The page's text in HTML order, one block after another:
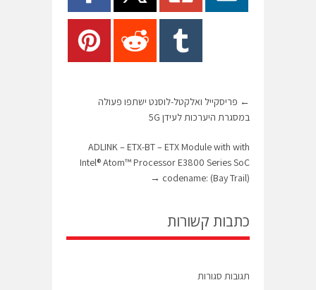
← פריסקייל ואלקטל-לוסנט ישתפו פעולה
במסגרת היערכות לעידן 5G
ADLINK – ETX-BT – ETX Module with with
Intel® Atom™ Processor E3800 Series SoC
codename: (Bay Trail)
→
כתבות קשורות
תגובות סגורות